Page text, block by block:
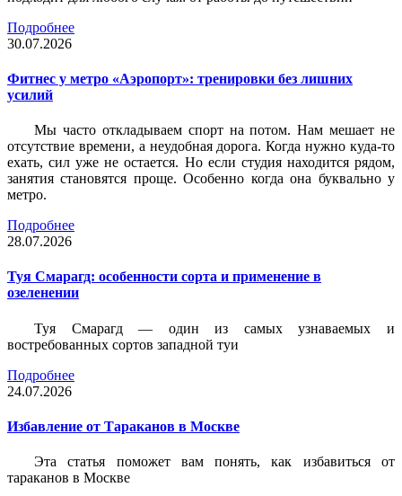
Подробнее
30.07.2026
Фитнес у метро «Аэропорт»: тренировки без лишних
усилий
Мы часто откладываем спорт на потом. Нам мешает не
отсутствие времени, а неудобная дорога. Когда нужно куда-то
ехать, сил уже не остается. Но если студия находится рядом,
занятия становятся проще. Особенно когда она буквально у
метро.
Подробнее
28.07.2026
Туя Смарагд: особенности сорта и применение в
озеленении
Туя Смарагд — один из самых узнаваемых и
востребованных сортов западной туи
Подробнее
24.07.2026
Избавление от Тараканов в Москве
Эта статья поможет вам понять, как избавиться от
тараканов в Москве